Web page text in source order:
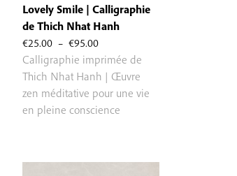
€25.00 – €95.00Plage
de
prix :
€25.00
à
Lovely Smile | Calligraphie
de Thich Nhat Hanh
Calligraphie imprimée de
Thich Nhat Hanh | Œuvre
zen méditative pour une vie
en pleine conscience